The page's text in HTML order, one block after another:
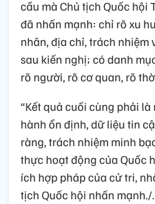
cầu mà Chủ tịch Quốc hội
đã nhấn mạnh: chỉ rõ xu
nhân, địa chỉ, trách nhiệm
sau kiến nghị; có danh
rõ người, rõ cơ quan, rõ
“Kết quả cuối cùng phải
hành ổn định, dữ liệu tin
ràng, trách nhiệm minh
thực hoạt động của Quốc
ích hợp pháp của cử tri,
tịch Quốc hội nhấn mạnh./.